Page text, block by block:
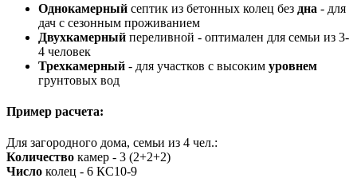
Однокамерный септик из бетонных колец без дна - для
дач с сезонным проживанием
Двухкамерный переливной - оптимален для семьи из 3-
4 человек
Трехкамерный - для участков с высоким уровнем
грунтовых вод
Пример расчета:
Для загородного дома, семьи из 4 чел.:
Количество камер - 3 (2+2+2)
Число колец - 6 КС10-9